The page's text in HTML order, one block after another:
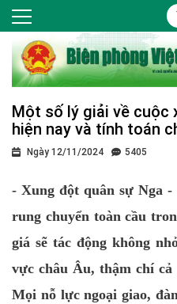
Một số lý giải về cuộc
hiện nay và tính toán
Ngày 12/11/2024 5405
- Xung đột quân sự Nga
rung chuyển toàn cầu
giá sẽ tác động không
vực châu Âu, thậm chí
Mọi nỗ lực ngoại giao,